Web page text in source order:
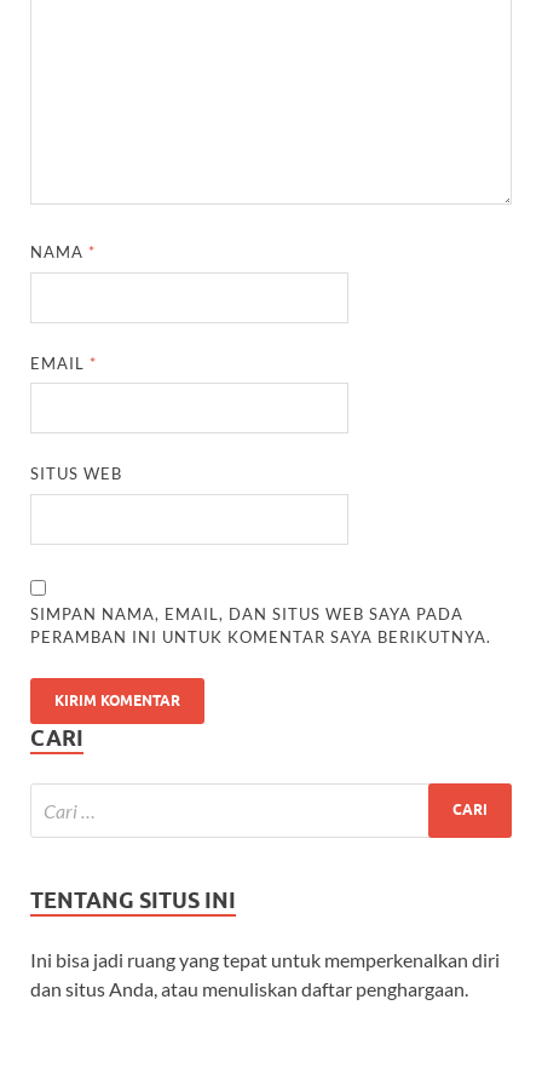
NAMA *
EMAIL *
SITUS WEB
SIMPAN NAMA, EMAIL, DAN SITUS WEB SAYA PADA
PERAMBAN INI UNTUK KOMENTAR SAYA BERIKUTNYA.
CARI
TENTANG SITUS INI
Ini bisa jadi ruang yang tepat untuk memperkenalkan diri
dan situs Anda, atau menuliskan daftar penghargaan.